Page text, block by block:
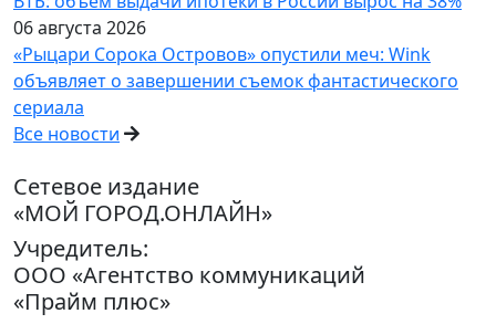
06 августа 2026
«Рыцари Сорока Островов» опустили меч: Wink
объявляет о завершении съемок фантастического
сериала
Все новости
Сетевое издание
«МОЙ ГОРОД.ОНЛАЙН»
Учредитель:
ООО «Агентство коммуникаций
«Прайм плюс»